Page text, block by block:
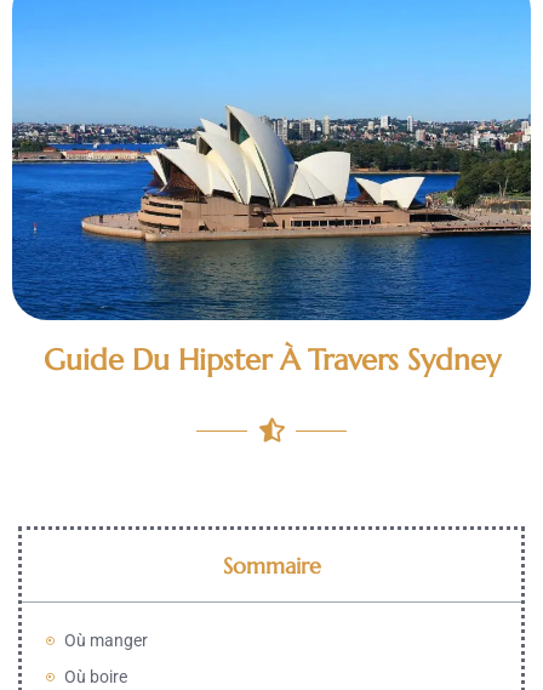
Guide Du Hipster À Travers Sydney
Sommaire
Où manger
Où boire